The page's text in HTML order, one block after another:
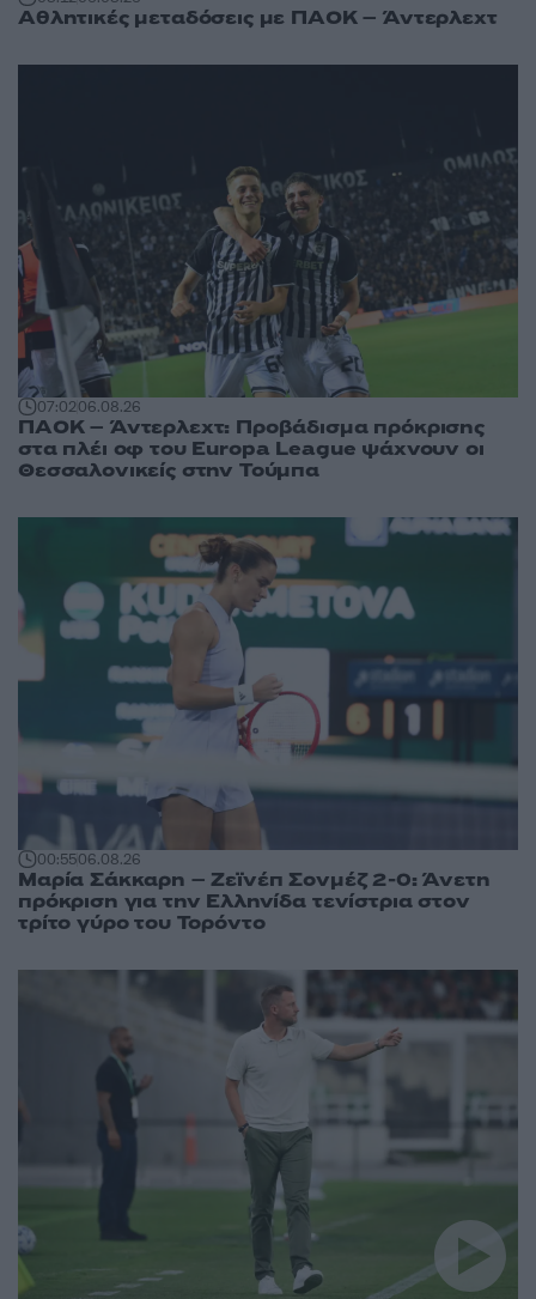
Αθλητικές μεταδόσεις με ΠΑΟΚ – Άντερλεχτ
07:0206.08.26
ΠΑΟΚ – Άντερλεχτ: Προβάδισμα πρόκρισης
στα πλέι οφ του Europa League ψάχνουν οι
Θεσσαλονικείς στην Τούμπα
00:5506.08.26
Μαρία Σάκκαρη – Ζεϊνέπ Σονμέζ 2-0: Άνετη
πρόκριση για την Ελληνίδα τενίστρια στον
τρίτο γύρο του Τορόντο